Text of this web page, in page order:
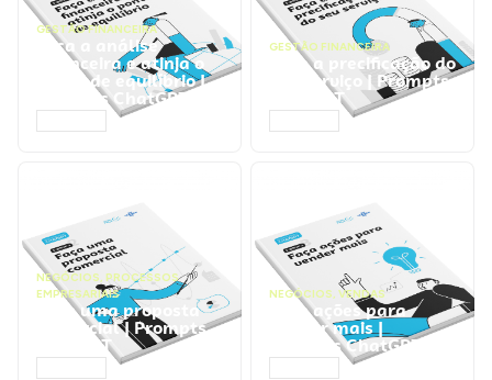
GESTÃO FINANCEIRA
Faça a análise
financeira e atinja o
ponto de equilíbrio |
Prompts ChatGPT
GESTÃO FINANCEIRA
Faça a precificação do
seu serviço | Prompts
ChatGPT
NEGÓCIOS, PROCESSOS
EMPRESARIAIS
Faça uma proposta
comercial | Prompts
ChatGPT
NEGÓCIOS, VENDAS
Faça ações para
vender mais |
Prompts ChatGPT